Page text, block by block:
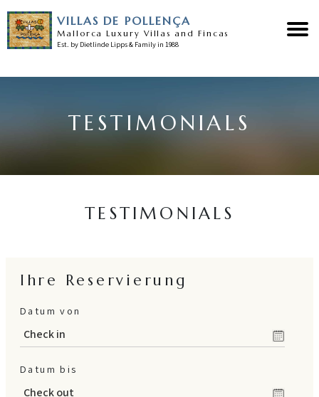
VILLAS DE POLLENÇA
Mallorca Luxury Villas and Fincas
Est. by Dietlinde Lipps & Family in 1988
Unsere villas
Unser service
Testimonials
en/es/de
TESTIMONIALS
TESTIMONIALS
Ihre Reservierung
Datum von
Datum bis